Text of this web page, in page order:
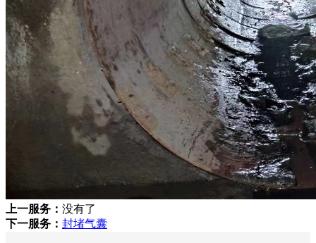
上一服务： 没有了
下一服务： 封堵气囊